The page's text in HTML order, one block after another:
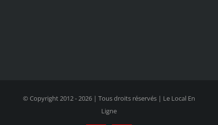
© Copyright 2012 -2026 | Tous droits réservés | Le Local En
Ligne